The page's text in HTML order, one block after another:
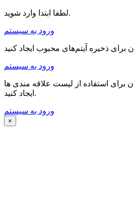
لطفا ابتدا وارد شوید.
ورود به سیستم
ورود به سیستم
برای استفاده از لیست علاقه مندی ها
ایجاد کنید.
ورود به سیستم
×